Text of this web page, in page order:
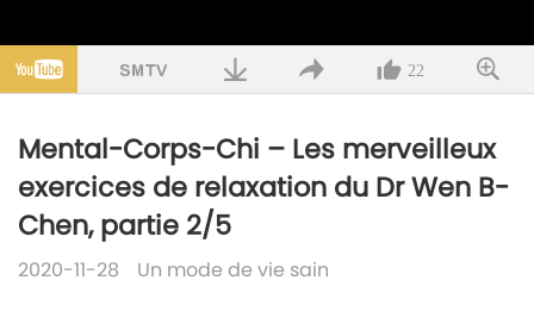
22
Mental-Corps-Chi – Les merveilleux
exercices de relaxation du Dr Wen B-
Chen, partie 2/5
2020-11-28 Un mode de vie sain